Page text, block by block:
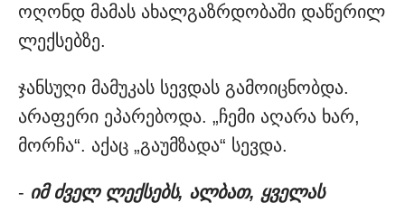
ოღონდ მამას ახალგაზრდობაში დაწერილ
ლექსებზე.
ჯანსუღი მამუკას სევდას გამოიცნობდა.
არაფერი ეპარებოდა. „ჩემი აღარა ხარ,
მორჩა“. აქაც „გაუმზადა“ სევდა.
- იმ ძველ ლექსებს, ალბათ, ყველას